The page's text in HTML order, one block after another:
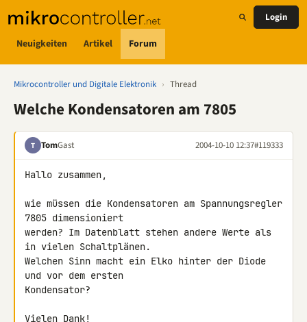
Neuigkeiten Artikel Forum
Login
Mikrocontroller und Digitale Elektronik › Thread
Welche Kondensatoren am 7805
T TomGast 2004-10-10 12:37#119333
Hallo zusammen,
wie müssen die Kondensatoren am Spannungsregler
7805 dimensioniert
werden? Im Datenblatt stehen andere Werte als
in vielen Schaltplänen.
Welchen Sinn macht ein Elko hinter der Diode
und vor dem ersten
Kondensator?
Vielen Dank!